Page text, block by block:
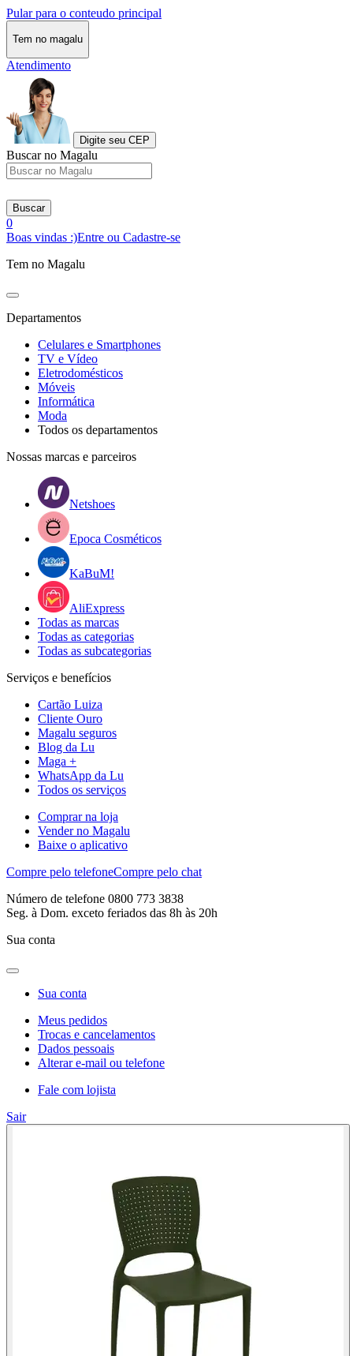
Pular para o conteudo principal
Tem no magalu
Atendimento
Digite seu CEP
Buscar no Magalu
Buscar
0
Boas vindas :)Entre ou Cadastre-se
Tem no Magalu
Departamentos
Celulares e Smartphones
TV e Vídeo
Eletrodomésticos
Móveis
Informática
Moda
Todos os departamentos
Nossas marcas e parceiros
Netshoes
Epoca Cosméticos
KaBuM!
AliExpress
Todas as marcas
Todas as categorias
Todas as subcategorias
Serviços e benefícios
Cartão Luiza
Cliente Ouro
Magalu seguros
Blog da Lu
Maga +
WhatsApp da Lu
Todos os serviços
Comprar na loja
Vender no Magalu
Baixe o aplicativo
Compre pelo telefoneCompre pelo chat
Número de telefone 0800 773 3838
Seg. à Dom. exceto feriados das 8h às 20h
Sua conta
Sua conta
Meus pedidos
Trocas e cancelamentos
Dados pessoais
Alterar e-mail ou telefone
Fale com lojista
Sair